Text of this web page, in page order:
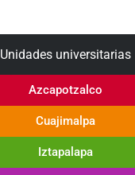
Unidades universitarias
Azcapotzalco
Cuajimalpa
Iztapalapa